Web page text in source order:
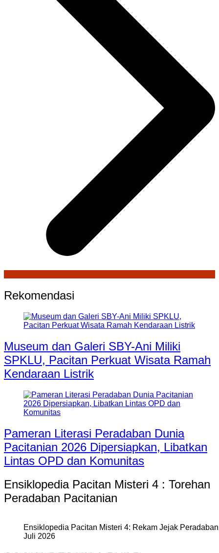
Rekomendasi
Museum dan Galeri SBY-Ani Miliki
SPKLU, Pacitan Perkuat Wisata Ramah
Kendaraan Listrik
Pameran Literasi Peradaban Dunia
Pacitanian 2026 Dipersiapkan, Libatkan
Lintas OPD dan Komunitas
Ensiklopedia Pacitan Misteri 4 : Torehan
Peradaban Pacitanian
Ensiklopedia Pacitan Misteri 4: Rekam Jejak
Juli 2026